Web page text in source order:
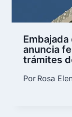
anuncia
trámites
Por Rosa